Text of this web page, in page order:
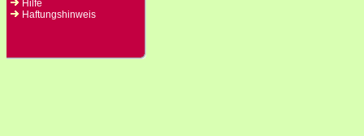
Hilfe
Haftungshinweis